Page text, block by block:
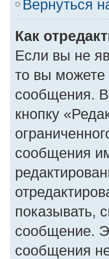
Вернуться
Как
Если вы не
то вы можете
сообщения.
кнопку
сообщения
показывать,
сообщение.
сообщения